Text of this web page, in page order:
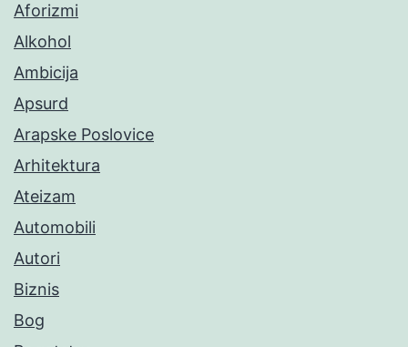
Aforizmi
Alkohol
Ambicija
Apsurd
Arapske Poslovice
Arhitektura
Ateizam
Automobili
Autori
Biznis
Bog